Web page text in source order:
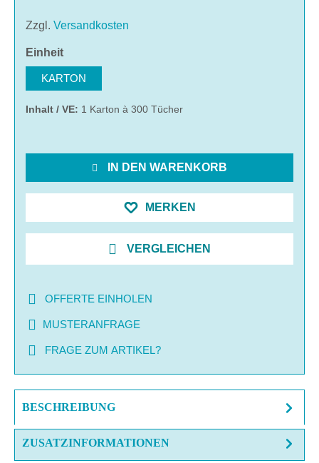
Zzgl. Versandkosten
Einheitauswählen
KARTON
Inhalt / VE: 1 Karton à 300 Tücher
IN DEN WARENKORB
MERKEN
VERGLEICHEN
OFFERTE EINHOLEN
MUSTERANFRAGE
FRAGE ZUM ARTIKEL?
BESCHREIBUNG
ZUSATZINFORMATIONEN